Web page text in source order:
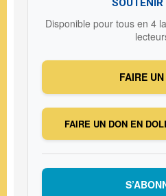
Disponible pour tous en 4
FAIRE
FAIRE UN DON EN